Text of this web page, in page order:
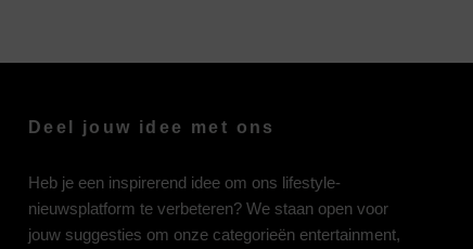
Deel jouw idee met ons
Heb je een inspirerend idee om ons lifestyle-
nieuwsplatform te verbeteren? We staan open voor
jouw suggesties om onze categorieën entertainment,